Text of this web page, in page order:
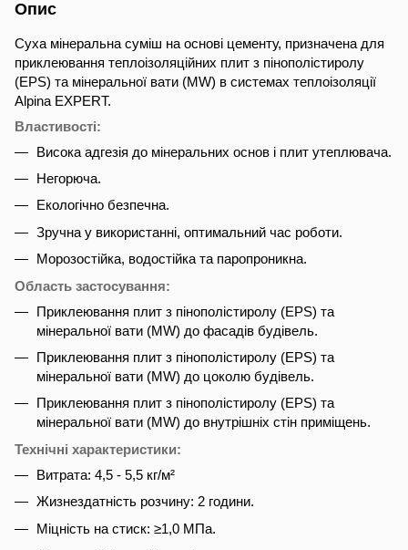
Опис
Суха мінеральна суміш на основі цементу, призначена для
приклеювання теплоізоляційних плит з пінополістиролу
(EPS) та мінеральної вати (MW) в системах теплоізоляції
Alpina EXPERT.
Властивості:
Висока адгезія до мінеральних основ і плит утеплювача.
Негорюча.
Екологічно безпечна.
Зручна у використанні, оптимальний час роботи.
Морозостійка, водостійка та паропроникна.
Область застосування:
Приклеювання плит з пінополістиролу (EPS) та
мінеральної вати (MW) до фасадів будівель.
Приклеювання плит з пінополістиролу (EPS) та
мінеральної вати (MW) до цоколю будівель.
Приклеювання плит з пінополістиролу (EPS) та
мінеральної вати (MW) до внутрішніх стін приміщень.
Технічні характеристики:
Витрата: 4,5 - 5,5 кг/м²
Жизнездатність розчину: 2 години.
Міцність на стиск: ≥1,0 МПа.